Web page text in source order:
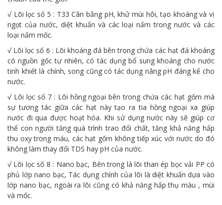
√ Lõi lọc số 5 : T33 Cân bằng pH, khử mùi hôi, tạo khoáng và vị
ngọt của nước, diệt khuẩn và các loại nấm trong nước và các
loại nấm mốc.
√ Lõi lọc số 6 : Lõi khoáng đá bên trong chứa các hạt đá khoáng
có nguồn gốc tự nhiên, có tác dụng bổ sung khoáng cho nước
tinh khiết là chính, song cũng có tác dụng nâng pH đáng kể cho
nước.
√ Lõi lọc số 7 : Lõi hồng ngoại bên trong chứa các hạt gốm mà
sự tương tác giữa các hạt này tạo ra tia hồng ngoại xa giúp
nước đi qua được hoạt hóa. Khi sử dụng nước này sẽ giúp cơ
thể con người tăng quá trình trao đổi chất, tăng khả năng hấp
thu oxy trong máu, các hạt gốm không tiếp xúc với nước do đó
không làm thay đổi TDS hay pH của nước.
√ Lõi lọc số 8 : Nano bạc, Bên trong là lõi than ép bọc vải PP có
phủ lớp nano bạc, Tác dụng chính của lõi là diệt khuẩn dựa vào
lớp nano bạc, ngoài ra lõi cũng có khả năng hấp thụ màu , mùi
và mốc.